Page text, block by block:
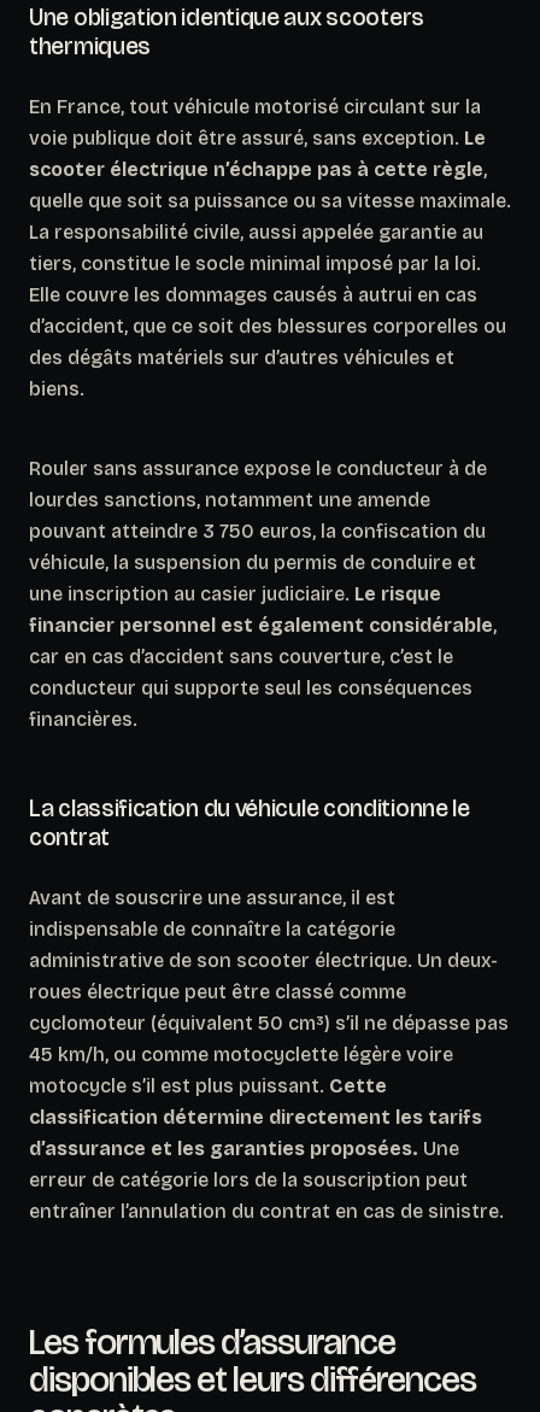
Une obligation identique aux scooters
thermiques
En France, tout véhicule motorisé circulant sur la
voie publique doit être assuré, sans exception. Le
scooter électrique n’échappe pas à cette règle,
quelle que soit sa puissance ou sa vitesse maximale.
La responsabilité civile, aussi appelée garantie au
tiers, constitue le socle minimal imposé par la loi.
Elle couvre les dommages causés à autrui en cas
d’accident, que ce soit des blessures corporelles ou
des dégâts matériels sur d’autres véhicules et
biens.
Rouler sans assurance expose le conducteur à de
lourdes sanctions, notamment une amende
pouvant atteindre 3 750 euros, la confiscation du
véhicule, la suspension du permis de conduire et
une inscription au casier judiciaire. Le risque
financier personnel est également considérable,
car en cas d’accident sans couverture, c’est le
conducteur qui supporte seul les conséquences
financières.
La classification du véhicule conditionne le
contrat
Avant de souscrire une assurance, il est
indispensable de connaître la catégorie
administrative de son scooter électrique. Un deux-
roues électrique peut être classé comme
cyclomoteur (équivalent 50 cm³) s’il ne dépasse pas
45 km/h, ou comme motocyclette légère voire
motocycle s’il est plus puissant. Cette
classification détermine directement les tarifs
d’assurance et les garanties proposées. Une
erreur de catégorie lors de la souscription peut
entraîner l’annulation du contrat en cas de sinistre.
Les formules d’assurance
disponibles et leurs différences